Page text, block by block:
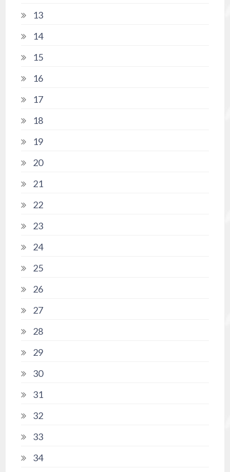
13
14
15
16
17
18
19
20
21
22
23
24
25
26
27
28
29
30
31
32
33
34